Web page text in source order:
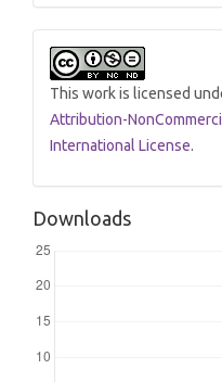
This work is licensed
Attribution-
International License.
Downloads